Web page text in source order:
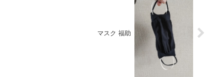
マスク 福助